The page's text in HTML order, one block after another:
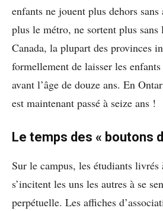
enfants ne jouent plus dehors
plus le métro, ne sortent plus sans
Canada, la plupart des provinces
formellement de laisser les
avant l’âge de douze ans. En
est maintenant passé à seize ans !
Le temps des « boutons
Sur le campus, les étudiants livrés
s’incitent les uns les autres à se
perpétuelle. Les affiches